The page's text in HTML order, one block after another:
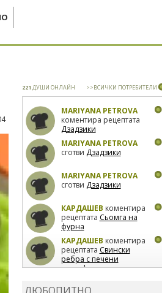
221 ДУШИ ОНЛАЙН >>ВСИЧКИ ПОТРЕБИТЕЛИ
MARIYANA PETROVA
коментира рецептата
Дзадзики
MARIYANA PETROVA
сготви Дзадзики
MARIYANA PETROVA
сготви Дзадзики
КАРДАШЕВ коментира
рецептата Сьомга на
фурна
КАРДАШЕВ коментира
рецептата Свински
ребра с печени
картофи